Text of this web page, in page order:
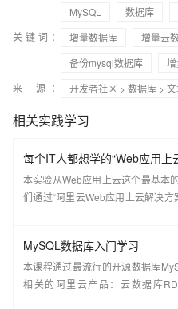
MySQL
数据库
关键词：
增量数据库
增量云
备份mysql数据库
来 源：
开发者社区 > 数据库 >
相关实践学习
每个IT人都想学的“Web应用上
本实验从Web应用上云这个最基本
们通过“阿里云Web应用上云解决方
MySQL数据库入门学习
本课程通过最流行的开源数据库
相关的阿里云产品：云数据库
RDS（Relational Database